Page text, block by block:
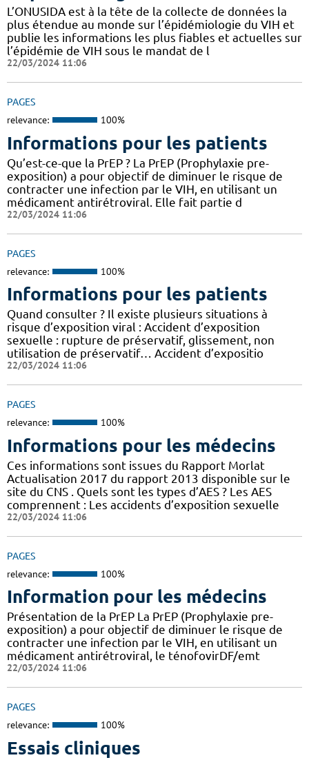
L’ONUSIDA est à la tête de la collecte de données la
plus étendue au monde sur l’épidémiologie du VIH et
publie les informations les plus fiables et actuelles sur
l’épidémie de VIH sous le mandat de l
22/03/2024 11:06
PAGES
relevance: 100%
Informations pour les patients
Qu’est-ce-que la PrEP ? La PrEP (Prophylaxie pre-
exposition) a pour objectif de diminuer le risque de
contracter une infection par le VIH, en utilisant un
médicament antirétroviral. Elle fait partie d
22/03/2024 11:06
PAGES
relevance: 100%
Informations pour les patients
Quand consulter ? Il existe plusieurs situations à
risque d’exposition viral : Accident d’exposition
sexuelle : rupture de préservatif, glissement, non
utilisation de préservatif… Accident d’expositio
22/03/2024 11:06
PAGES
relevance: 100%
Informations pour les médecins
Ces informations sont issues du Rapport Morlat
Actualisation 2017 du rapport 2013 disponible sur le
site du CNS . Quels sont les types d’AES ? Les AES
comprennent : Les accidents d’exposition sexuelle
22/03/2024 11:06
PAGES
relevance: 100%
Information pour les médecins
Présentation de la PrEP La PrEP (Prophylaxie pre-
exposition) a pour objectif de diminuer le risque de
contracter une infection par le VIH, en utilisant un
médicament antirétroviral, le ténofovirDF/emt
22/03/2024 11:06
PAGES
relevance: 100%
Essais cliniques